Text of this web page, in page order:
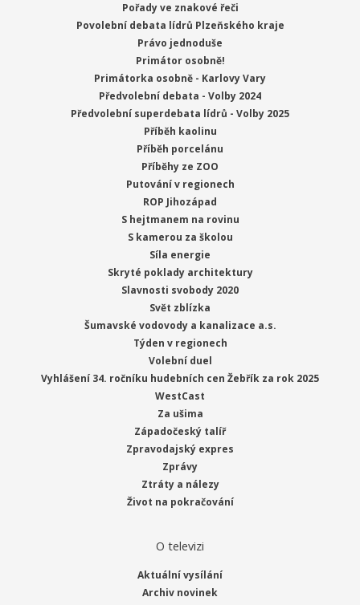
Pořady ve znakové řeči
Povolební debata lídrů Plzeňského kraje
Právo jednoduše
Primátor osobně!
Primátorka osobně - Karlovy Vary
Předvolební debata - Volby 2024
Předvolební superdebata lídrů - Volby 2025
Příběh kaolinu
Příběh porcelánu
Příběhy ze ZOO
Putování v regionech
ROP Jihozápad
S hejtmanem na rovinu
S kamerou za školou
Síla energie
Skryté poklady architektury
Slavnosti svobody 2020
Svět zblízka
Šumavské vodovody a kanalizace a.s.
Týden v regionech
Volební duel
Vyhlášení 34. ročníku hudebních cen Žebřík za rok 2025
WestCast
Za ušima
Západočeský talíř
Zpravodajský expres
Zprávy
Ztráty a nálezy
Život na pokračování
O televizi
Aktuální vysílání
Archiv novinek